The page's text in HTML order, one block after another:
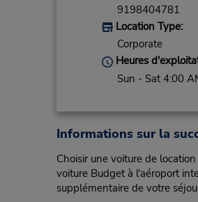
9198404781
Location Type:
Corporate
Heures
Sun - Sat 4:00
Informations sur la
Choisir une voiture de
voiture Budget à l'aéroport
supplémentaire de votre